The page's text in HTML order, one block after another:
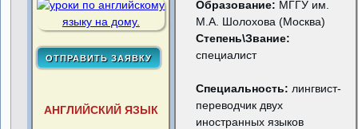
АНГЛИЙСКИЙ ЯЗЫК
Образование: МГГУ им.
М.А. Шолохова (Москва)
Степень\Звание:
специалист
Специальность: лингвист-
переводчик двух
иностранных языков